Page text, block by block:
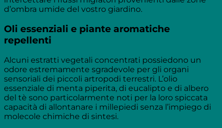
d’ombra umide del vostro giardino.
Oli essenziali e piante aromatiche
repellenti
Alcuni estratti vegetali concentrati possiedono un
odore estremamente sgradevole per gli organi
sensoriali dei piccoli artropodi terrestri. L’olio
essenziale di menta piperita, di eucalipto e di albero
del tè sono particolarmente noti per la loro spiccata
capacità di allontanare i millepiedi senza l’impiego di
molecole chimiche di sintesi.